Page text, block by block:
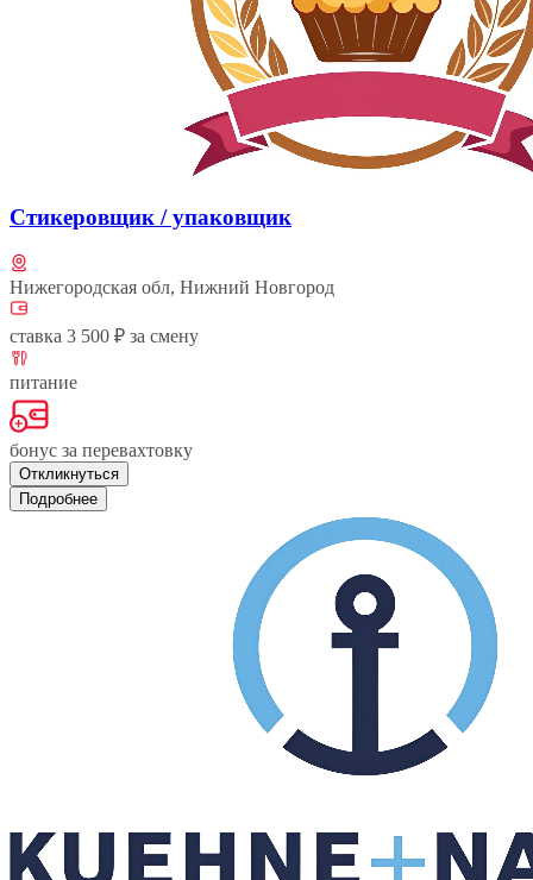
Стикеровщик / упаковщик
Нижегородская обл, Нижний Новгород
ставка 3 500 ₽ за смену
питание
бонус за перевахтовку
Откликнуться
Подробнее